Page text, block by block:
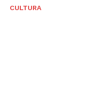
CULTURA